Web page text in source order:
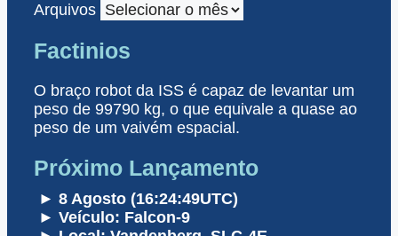
Arquivos
Factinios
O braço robot da ISS é capaz de levantar um
peso de 99790 kg, o que equivale a quase ao
peso de um vaivém espacial.
Próximo Lançamento
► 8 Agosto (16:24:49UTC)
► Veículo: Falcon-9